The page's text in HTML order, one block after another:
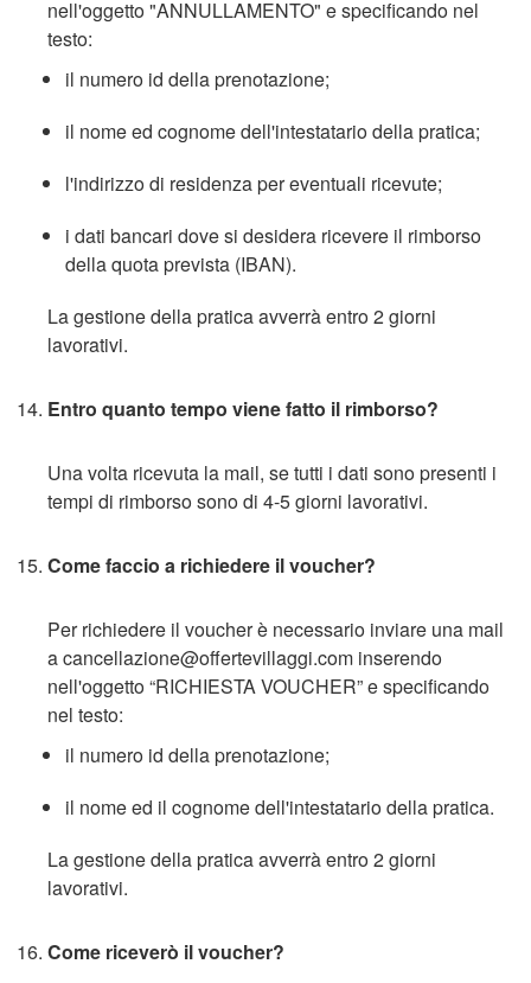
nell'oggetto "ANNULLAMENTO" e specificando nel
testo:
il numero id della prenotazione;
il nome ed cognome dell'intestatario della pratica;
l'indirizzo di residenza per eventuali ricevute;
i dati bancari dove si desidera ricevere il rimborso
della quota prevista (IBAN).
La gestione della pratica avverrà entro 2 giorni
lavorativi.
Entro quanto tempo viene fatto il rimborso?
Una volta ricevuta la mail, se tutti i dati sono presenti i
tempi di rimborso sono di 4-5 giorni lavorativi.
Come faccio a richiedere il voucher?
Per richiedere il voucher è necessario inviare una mail
a cancellazione@offertevillaggi.com inserendo
nell'oggetto “RICHIESTA VOUCHER” e specificando
nel testo:
il numero id della prenotazione;
il nome ed il cognome dell'intestatario della pratica.
La gestione della pratica avverrà entro 2 giorni
lavorativi.
Come riceverò il voucher?